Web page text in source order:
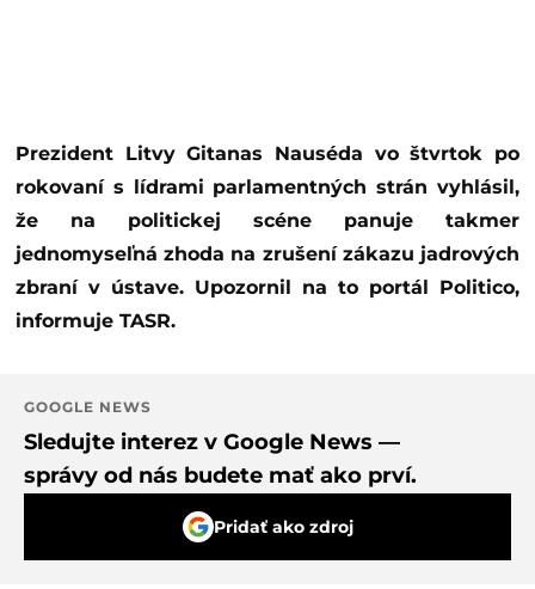
Prezident Litvy Gitanas Nauséda vo štvrtok po
rokovaní s lídrami parlamentných strán vyhlásil,
že na politickej scéne panuje takmer
jednomyseľná zhoda na zrušení zákazu jadrových
zbraní v ústave. Upozornil na to portál Politico,
informuje TASR.
GOOGLE NEWS
Sledujte interez v Google News —
správy od nás budete mať ako prví.
Pridať ako zdroj